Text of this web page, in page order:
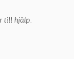
till hjälp.